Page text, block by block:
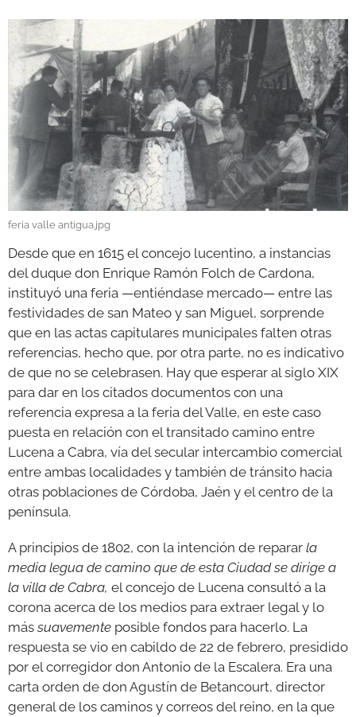
NECROLÓGICAS
GALERÍAS
feria valle antigua.jpg
Desde que en 1615 el concejo lucentino, a instancias
del duque don Enrique Ramón Folch de Cardona,
instituyó una feria —entiéndase mercado— entre las
festividades de san Mateo y san Miguel, sorprende
que en las actas capitulares municipales falten otras
referencias, hecho que, por otra parte, no es indicativo
de que no se celebrasen. Hay que esperar al siglo XIX
para dar en los citados documentos con una
referencia expresa a la feria del Valle, en este caso
puesta en relación con el transitado camino entre
Lucena a Cabra, vía del secular intercambio comercial
entre ambas localidades y también de tránsito hacia
otras poblaciones de Córdoba, Jaén y el centro de la
península.
A principios de 1802, con la intención de reparar la
media legua de camino que de esta Ciudad se dirige a
la villa de Cabra, el concejo de Lucena consultó a la
corona acerca de los medios para extraer legal y lo
mássuavemente posible fondos para hacerlo. La
respuesta se vio en cabildo de 22 de febrero, presidido
por el corregidor don Antonio de la Escalera. Era una
carta orden de don Agustín de Betancourt, director
general de los caminos y correos del reino, en la que